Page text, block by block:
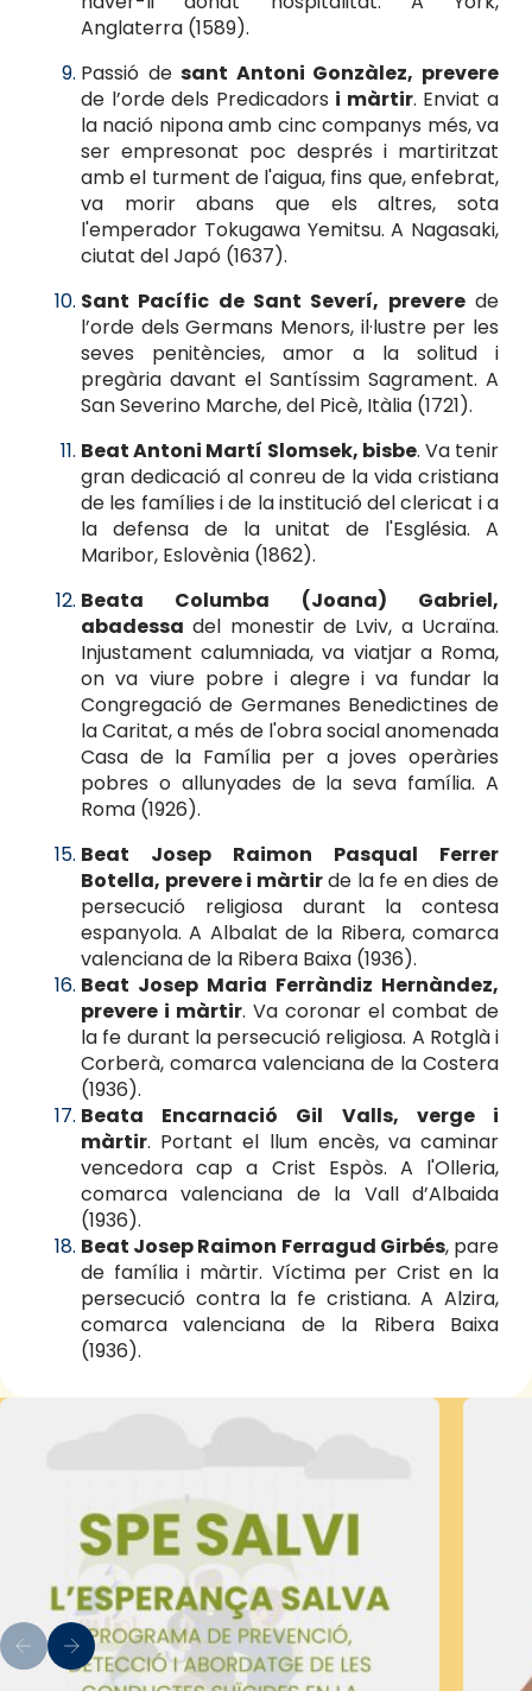
Anglaterra (1589).
Passió desant Antoni Gonzàlez, prevere
de l’orde dels Predicadors i màrtir. Enviat a
la nació nipona amb cinc companys més, va
ser empresonat poc després i martiritzat
amb el turment de l'aigua, fins que, enfebrat,
va morir abans que els altres, sota
l'emperador Tokugawa Yemitsu. A Nagasaki,
ciutat del Japó (1637).
Sant Pacífic de Sant Severí, preverede
l’orde dels Germans Menors, il·lustre per les
seves penitències, amor a la solitud i
pregària davant el Santíssim Sagrament. A
San Severino Marche, del Picè, Itàlia (1721).
Beat Antoni Martí Slomsek, bisbe. Va tenir
gran dedicació al conreu de la vida cristiana
de les famílies i de la institució del clericat i a
la defensa de la unitat de l'Església. A
Maribor, Eslovènia (1862).
Beata Columba (Joana) Gabriel,
abadessa del monestir de Lviv, a Ucraïna.
Injustament calumniada, va viatjar a Roma,
on va viure pobre i alegre i va fundar la
Congregació de Germanes Benedictines de
la Caritat, a més de l'obra social anomenada
Casa de la Família per a joves operàries
pobres o allunyades de la seva família. A
Roma (1926).
Beat Josep Raimon Pasqual Ferrer
Botella, prevere i màrtirde la fe en dies de
persecució religiosa durant la contesa
espanyola. A Albalat de la Ribera, comarca
valenciana de la Ribera Baixa (1936).
Beat Josep Maria Ferràndiz Hernàndez,
prevere i màrtir. Va coronar el combat de
la fe durant la persecució religiosa. A Rotglà i
Corberà, comarca valenciana de la Costera
(1936).
Beata Encarnació Gil Valls, verge i
màrtir. Portant el llum encès, va caminar
vencedora cap a Crist Espòs. A l'Olleria,
comarca valenciana de la Vall d’Albaida
(1936).
Beat Josep Raimon Ferragud Girbés, pare
de família i màrtir. Víctima per Crist en la
persecució contra la fe cristiana. A Alzira,
comarca valenciana de la Ribera Baixa
(1936).